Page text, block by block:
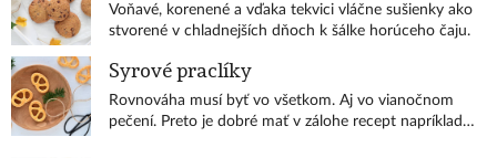
Voňavé, korenené a vďaka tekvici vláčne sušienky ako
stvorené v chladnejších dňoch k šálke horúceho čaju.
Syrové praclíky
Rovnováha musí byť vo všetkom. Aj vo vianočnom
pečení. Preto je dobré mať v zálohe recept napríklad